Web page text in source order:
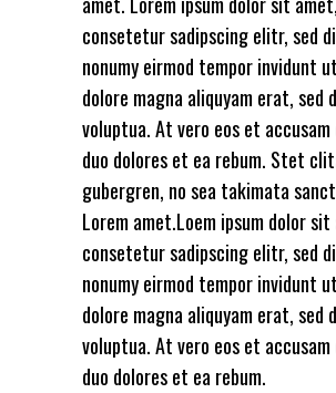
consetetur sadipscing elitr, sed
nonumy eirmod tempor invidunt
dolore magna aliquyam erat, sed
voluptua. At vero eos et
duo dolores et ea rebum. Stet
gubergren, no sea takimata
Lorem amet.Loem ipsum dolor
consetetur sadipscing elitr, sed
nonumy eirmod tempor invidunt
dolore magna aliquyam erat, sed
voluptua. At vero eos et
duo dolores et ea rebum.